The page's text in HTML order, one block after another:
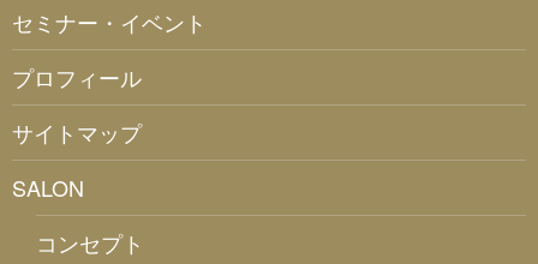
セミナー・イベント
プロフィール
サイトマップ
SALON
コンセプト